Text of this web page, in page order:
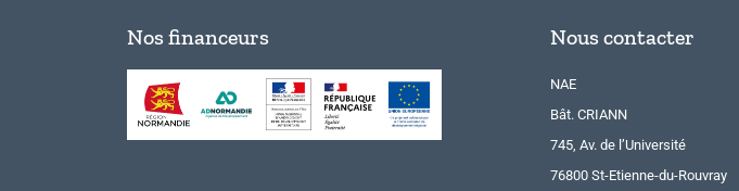
Nos financeurs Nous contacter
NAE
Bât. CRIANN
745, Av. de l’Université
76800 St-Etienne-du-Rouvray